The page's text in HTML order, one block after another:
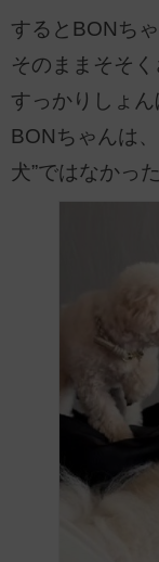
するとBONち
そのままそそ
すっかりしょ
BONちゃんは
犬”ではなかっ